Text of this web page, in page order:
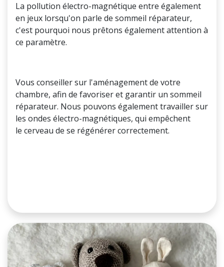
La pollution électro-magnétique entre également
en jeux lorsqu'on parle de sommeil réparateur,
c'est pourquoi nous prêtons également attention à
ce paramètre.
Vous conseiller sur l'aménagement de votre
chambre, afin de favoriser et garantir un sommeil
réparateur. Nous pouvons également travailler sur
les ondes électro-magnétiques, qui empêchent
le cerveau de se régénérer correctement.